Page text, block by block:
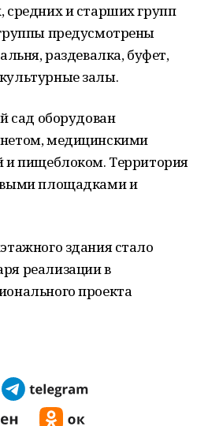
и старших групп
предусмотрены
раздевалка, буфет,
залы.
сад оборудован
медицинскими
и пищеблоком. Территория
площадками и
здания стало
реализации в
проекта